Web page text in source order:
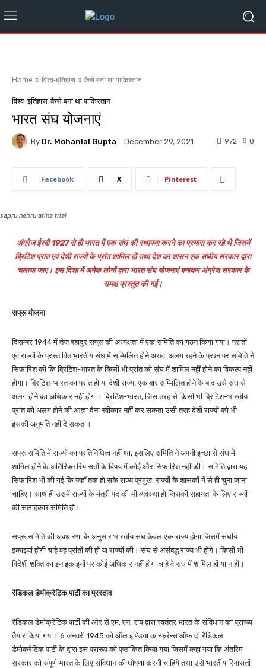
Home विश्व-इतिहास कैसे बना था पाकिस्तान
विश्व-इतिहास कैसे बना था पाकिस्तान
भारत संघ योजनाएं
By Dr. Mohanlal Gupta December 29, 2021 0
972
Facebook X Pinterest
sapru nehru atina trial
अंग्रेज ईस्वी 1927 से ही भारत में एक संघ की स्थापना करने का प्रयास कर रहे थे जिसमें
ब्रिटिश प्रांत एवं देशी राज्यों के प्रांत शामिल हों तथा देश का शासन एक संघीय सरकार द्वारा
चलाया जाए। इस दिशा में अनेक लोगों द्वारा भारत संघ योजनाएं बनाकर अंग्रेज सरकार के
समक्ष प्रस्तुत की गईं।
सप्रू योजना
दिसम्बर 1944 में तेज बहादुर सप्रू की अध्यक्षता में एक समिति का गठन किया गया। प्रांतों
एवं राज्यों के प्रस्तावित भारतीय संघ में सम्मिलित होने अथवा अलग रहने के प्रश्न पर समिति ने
सिफारिश की कि ब्रिटिश-भारत के किसी भी प्रांत को संघ में शामिल नहीं होने का विकल्प नहीं
होगा। ब्रिटिश-भारत का प्रांत हो या देशी राज्य, एक बार सम्मिलित होने के बाद उसे संघ से
अलग होने का अधिकार नहीं होगा। ब्रिटिश-भारत, जिस तरह से किसी भी ब्रिटिश-भारतीय
प्रांत को अलग होने की आज्ञा देना स्वीकार नहीं कर सकता उसी तरह देशी राज्यों को भी
इसकी अनुमति नहीं दे सकता।
सप्रू समिति में राज्यों का प्रतिनिधित्व नहीं था, इसलिए समिति ने अपनी इच्छा से संघ में
शामिल होने के अतिरिक्त रियासतों के विषय में कोई और सिफारिश नहीं की। समिति द्वारा यह
सिफारिश भी की गई कि जहाँ तक हो सके राज्य प्रमुख, राज्यों के शासकों में से ही चुना जाना
चाहिए। साथ ही उसमें राज्यों के मंत्री पद की भी व्यवस्था हो जिसकी सहायता के लिए राज्यों
की सलाहकार समिति हो।
सप्रू समिति की अवधारणा के अनुसार भारतीय संघ केवल एक राज्य होगा जिसमें संघीय
इकाइयां होंगी चाहे वह प्रांतों की हों या राज्यों की। संघ से असंबद्ध राज्य भी होंगे। किसी भी
विदेशी शक्ति का इन इकाइयों पर कोई अधिकार नहीं होगा चाहे वे संघ में शामिल हों या न हों।
रैडिकल डेमोक्रेटिक पार्टी का प्रस्ताव
रैडिकल डेमोक्रेटिक पार्टी की ओर से एम. एन. राय द्वारा स्वतंत्र भारत के संविधान का प्रारूप
तैयार किया गया। 6 जनवरी 1945 को ऑल इण्डिया कान्फ्रेन्स ऑफ दी रैडिकल
डेमोक्रेटिक पार्टी के द्वारा इस प्रारूप को पृष्ठांकित किया गया जिसमें कहा गया कि अंतरिम
सरकार को संपूर्ण भारत के लिए संविधान की घोषणा करनी चाहिये तथा उसे भारतीय रियासतों